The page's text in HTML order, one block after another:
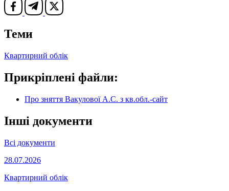
Теми
Квартирний облік
Прикріплені файли:
Про зняття Вакулової А.С. з кв.обл.-сайт
Інші документи
Всі документи
28.07.2026
Квартирний облік